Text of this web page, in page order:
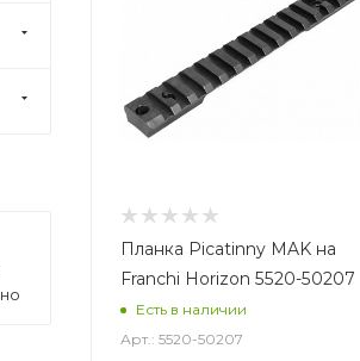
Планка Picatinny MAK на
Franchi Horizon 5520-50207
Есть в наличии
Арт.: 5520-50207